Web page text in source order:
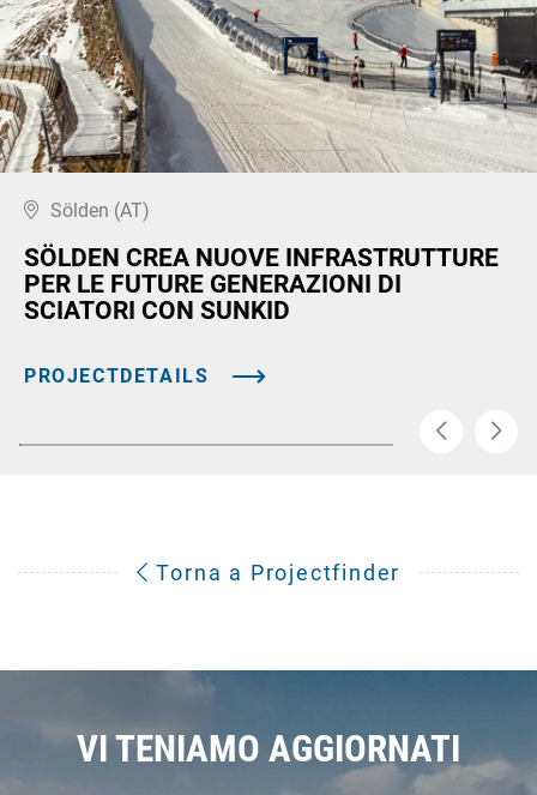
Sölden (AT)
SÖLDEN CREA NUOVE INFRASTRUTTURE
PER LE FUTURE GENERAZIONI DI
SCIATORI CON SUNKID
PROJECTDETAILS
Torna a Projectfinder
VI TENIAMO AGGIORNATI